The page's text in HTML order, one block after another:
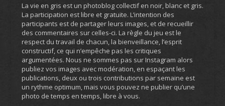
La vie en gris est un photoblog collectif en noir, blanc et gris.
La participation est libre et gratuite. L’intention des
participants est de partager leurs images, et de recueillir
des commentaires sur celles-ci. La règle du jeu est le
respect du travail de chacun, la bienveillance, l’esprit
constructif, ce qui n’empêche pas les critiques
argumentées. Nous ne sommes pas sur Instagram alors
publiez vos images avec modération, en espaçant les
publications, deux ou trois contributions par semaine est
un rythme optimum, mais vous pouvez ne publier qu’une
photo de temps en temps, libre à vous.